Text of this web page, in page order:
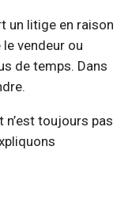
un litige en raison
vendeur ou
de temps. Dans
n’est toujours pas